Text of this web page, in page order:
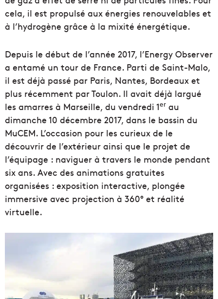
cela, il est propulsé aux énergies renouvelables et
à l’hydrogène grâce à la mixité énergétique.
Depuis le début de l’année 2017, l’Energy Observer
a entamé un tour de France. Parti de Saint-Malo,
il est déjà passé par Paris, Nantes, Bordeaux et
plus récemment par Toulon. Il avait déjà largué
les amarres à Marseille, du vendredi 1er au
dimanche 10 décembre 2017, dans le bassin du
MuCEM. L’occasion pour les curieux de le
découvrir de l’extérieur ainsi que le projet de
l’équipage : naviguer à travers le monde pendant
six ans. Avec des animations gratuites
organisées : exposition interactive, plongée
immersive avec projection à 360° et réalité
virtuelle.